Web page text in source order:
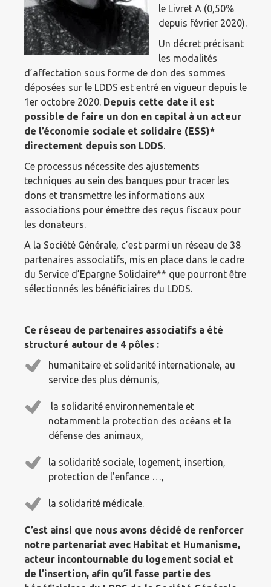
le Livret A (0,50%
depuis février 2020).
Un décret précisant
les modalités
d’affectation sous forme de don des sommes
déposées sur le LDDS est entré en vigueur depuis le
1er octobre 2020. Depuis cette date il est
possible de faire un don en capital à un acteur
de l’économie sociale et solidaire (ESS)*
directement depuis son LDDS.
Ce processus nécessite des ajustements
techniques au sein des banques pour tracer les
dons et transmettre les informations aux
associations pour émettre des reçus fiscaux pour
les donateurs.
A la Société Générale, c’est parmi un réseau de 38
partenaires associatifs, mis en place dans le cadre
du Service d’Epargne Solidaire** que pourront être
sélectionnés les bénéficiaires du LDDS.
Ce réseau de partenaires associatifs a été
structuré autour de 4 pôles :
humanitaire et solidarité internationale, au
service des plus démunis,
la solidarité environnementale et
notamment la protection des océans et la
défense des animaux,
la solidarité sociale, logement, insertion,
protection de l’enfance …,
la solidarité médicale.
C’est ainsi que nous avons décidé de renforcer
notre partenariat avec Habitat et Humanisme,
acteur incontournable du logement social et
de l’insertion, afin qu’il fasse partie des